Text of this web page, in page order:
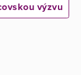
výzvu